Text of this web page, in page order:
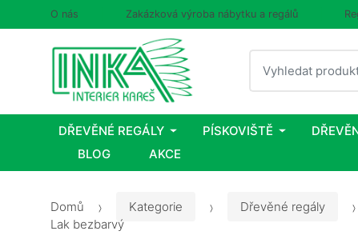
O nás Zakázková výroba nábytku a regálů
Vyhledat
DŘEVĚNÉ REGÁLY PÍSKOVIŠTĚ
BLOG
AKCE
Domů Kategorie Dřevěné regály
Lak bezbarvý